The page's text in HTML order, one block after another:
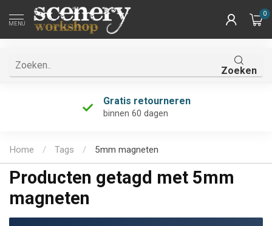
MENU
0
Zoeken
Gratis retourneren
binnen 60 dagen
Home / Tags / 5mm magneten
Producten getagd met 5mm
magneten